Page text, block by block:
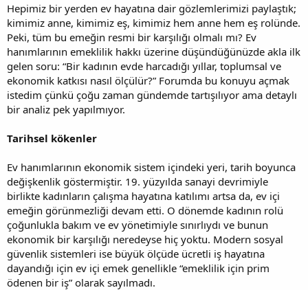
a
n
i
h
i
Hepimiz bir yerden ev hayatına dair gözlemlerimizi paylaştık;
kimimiz anne, kimimiz eş, kimimiz hem anne hem eş rolünde.
Peki, tüm bu emeğin resmi bir karşılığı olmalı mı? Ev
hanımlarının emeklilik hakkı üzerine düşündüğünüzde akla ilk
gelen soru: “Bir kadının evde harcadığı yıllar, toplumsal ve
ekonomik katkısı nasıl ölçülür?” Forumda bu konuyu açmak
istedim çünkü çoğu zaman gündemde tartışılıyor ama detaylı
bir analiz pek yapılmıyor.
Tarihsel kökenler
Ev hanımlarının ekonomik sistem içindeki yeri, tarih boyunca
değişkenlik göstermiştir. 19. yüzyılda sanayi devrimiyle
birlikte kadınların çalışma hayatına katılımı artsa da, ev içi
emeğin görünmezliği devam etti. O dönemde kadının rolü
çoğunlukla bakım ve ev yönetimiyle sınırlıydı ve bunun
ekonomik bir karşılığı neredeyse hiç yoktu. Modern sosyal
güvenlik sistemleri ise büyük ölçüde ücretli iş hayatına
dayandığı için ev içi emek genellikle “emeklilik için prim
ödenen bir iş” olarak sayılmadı.